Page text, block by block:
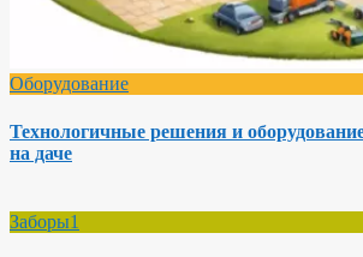
Оборудование
Технологичные решения и
на даче
Заборы1